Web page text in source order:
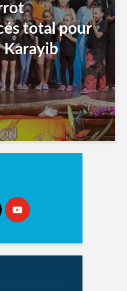
total pour
Karayib